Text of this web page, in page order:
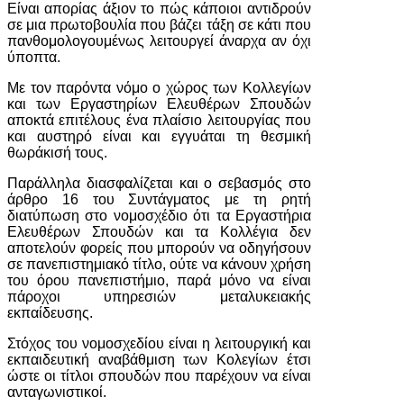
Είναι απορίας άξιον το πώς κάποιοι αντιδρούν
σε μια πρωτοβουλία που βάζει τάξη σε κάτι που
πανθομολογουμένως λειτουργεί άναρχα αν όχι
ύποπτα.
Με τον παρόντα νόμο ο χώρος των Κολλεγίων
και των Εργαστηρίων Ελευθέρων Σπουδών
αποκτά επιτέλους ένα πλαίσιο λειτουργίας που
και αυστηρό είναι και εγγυάται τη θεσμική
θωράκισή τους.
Παράλληλα διασφαλίζεται και ο σεβασμός στο
άρθρο 16 του Συντάγματος με τη ρητή
διατύπωση στο νομοσχέδιο ότι τα Εργαστήρια
Ελευθέρων Σπουδών και τα Κολλέγια δεν
αποτελούν φορείς που μπορούν να οδηγήσουν
σε πανεπιστημιακό τίτλο, ούτε να κάνουν χρήση
του όρου πανεπιστήμιο, παρά μόνο να είναι
πάροχοι υπηρεσιών μεταλυκειακής
εκπαίδευσης.
Στόχος του νομοσχεδίου είναι η λειτουργική και
εκπαιδευτική αναβάθμιση των Κολεγίων έτσι
ώστε οι τίτλοι σπουδών που παρέχουν να είναι
ανταγωνιστικοί.